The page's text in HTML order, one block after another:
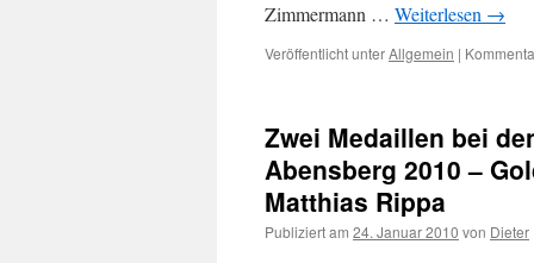
Zimmermann … Weiterlesen →
Veröffentlicht unterAllgemein |
Zwei Medaillen bei
Abensberg 2010 –
Matthias Rippa
Publiziert am 24. Januar 2010 von Dieter